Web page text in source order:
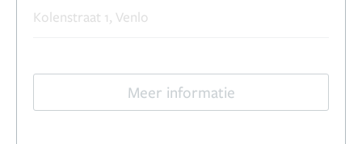
Kolenstraat 1, Venlo
Meer informatie